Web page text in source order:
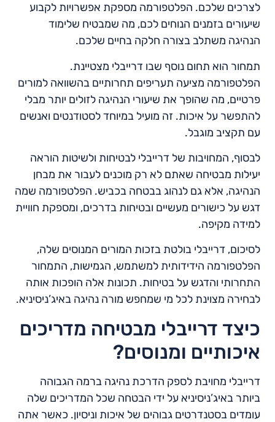
לצרכים שלכם. הפלטפורמה מספקת אפשרויות לקבוע
שיעורים בזמנים הנוחים לכם, מה שמבטיח שלימוד
הנהיגה משתלב בצורה חלקה בחיים שלכם.
תמחור הוא תחום נוסף שבו דרייבלי מצטיינת.
הפלטפורמה מציעה תעריפים תחרותיים בהשוואה למורים
פרטיים, מה שהופך את שיעורי הנהיגה לזולים יותר מבלי
להתפשר על איכות. זה מועיל במיוחד לסטודנטים ואנשים
עם תקציב מוגבל.
לבסוף, המחויבות של דרייבלי לבטיחות ולשיטות הוראה
יעילות מבטיחה שאתם לא רק מוכנים לעבור את מבחן
הנהיגה, אלא גם לנהוג בבטחה בכביש. הפלטפורמה שמה
דגש על כישורים מעשיים ובטיחות בדרכים, ומספקת חוויית
למידה מקיפה.
לסיכום, דרייבלי בולטת בזכות המורים המנוסים שלה,
הפלטפורמה הידידותית למשתמש, הגמישות, התמחור
התחרותי והדגש על בטיחות. תכונות אלה הופכות אותה
לבחירה מצוינת לכל מי שמחפש מורה נהיגה באיג’ניסיניא.
כיצד דרייבלי מבטיחה מדריכים
איכותיים ומנוסים?
דרייבלי מחויבת לספק הדרכת נהיגה ברמה הגבוהה
ביותר באיג’ניסיניא על ידי הבטחה שכל המדריכים שלה
עומדים בסטנדרטים גבוהים של איכות וניסיון. כאשר אתה